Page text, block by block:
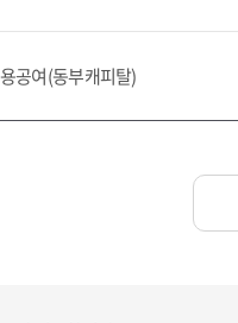
공여(동부캐피탈)